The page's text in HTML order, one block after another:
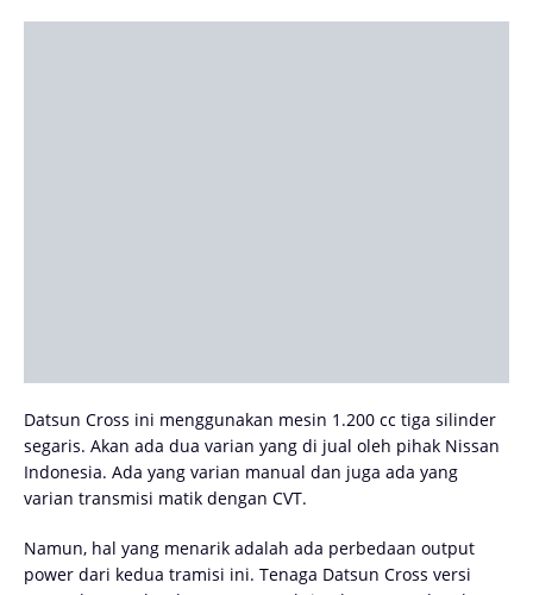
Datsun Cross ini menggunakan mesin 1.200 cc tiga silinder
segaris. Akan ada dua varian yang di jual oleh pihak Nissan
Indonesia. Ada yang varian manual dan juga ada yang
varian transmisi matik dengan CVT.
Namun, hal yang menarik adalah ada perbedaan output
power dari kedua tramisi ini. Tenaga Datsun Cross versi